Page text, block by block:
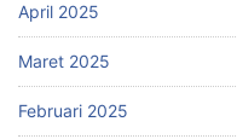
April 2025
Maret 2025
Februari 2025